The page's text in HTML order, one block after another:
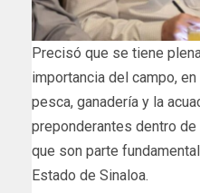
Precisó que se tiene
importancia del campo,
pesca, ganadería y la
preponderantes dentro
que son parte
Estado de Sinaloa.